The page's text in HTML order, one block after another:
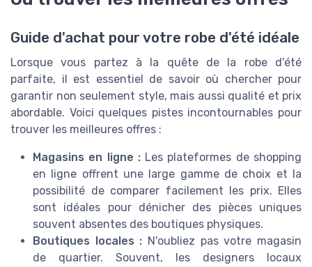
Guide d'achat pour votre robe d'été idéale
Lorsque vous partez à la quête de la robe d'été
parfaite, il est essentiel de savoir où chercher pour
garantir non seulement style, mais aussi qualité et prix
abordable. Voici quelques pistes incontournables pour
trouver les meilleures offres :
Magasins en ligne :Les plateformes de shopping
en ligne offrent une large gamme de choix et la
possibilité de comparer facilement les prix. Elles
sont idéales pour dénicher des pièces uniques
souvent absentes des boutiques physiques.
Boutiques locales : N'oubliez pas votre magasin
de quartier. Souvent, les designers locaux